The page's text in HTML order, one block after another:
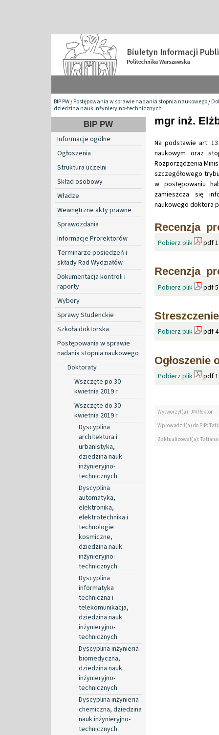
BIP PW/Postępowania w sprawie nadania stopnia naukowego/
dziedzina nauk inżynieryjno-technicznych
BIP PW
Informacje ogólne
Ogłoszenia
Struktura uczelni
Skład osobowy
Władze
Wewnętrzne akty prawne
Sprawozdania
Informacje Prorektorów
Terminarze posiedzeń i
składy Rad Wydziałów
Dokumentacja kontroli i
raporty
Wybory
Sprawy Studenckie
Szkoła doktorska
Postępowania w sprawie
nadania stopnia naukowego
Doktoraty
Wszczęte po 30
kwietnia 2019 r.
Wszczęte do 30
kwietnia 2019 r.
Dyscyplina
architektura i
urbanistyka,
dziedzina nauk
inżynieryjno-
technicznych
Dyscyplina
automatyka,
elektronika,
elektrotechnika i
technologie
kosmiczne,
dziedzina nauk
inżynieryjno-
technicznych
Dyscyplina
informatyka
techniczna i
telekomunikacja,
dziedzina nauk
inżynieryjno-
technicznych
Dyscyplina inżynieria
biomedyczna,
dziedzina nauk
inżynieryjno-
technicznych
Dyscyplina inżynieria
chemiczna, dziedzina
nauk inżynieryjno-
technicznych
mgr inż.
Na podstawie art.
naukowym oraz
Rozporządzenia
szczegółowego
w postępowaniu
zamieszcza się
naukowego doktora
Pobierz plik pdf
Pobierz plik pdf
Pobierz plik pdf
Ogłoszenie
Pobierz plik pdf
Wytworzył(a): JM Rektor
Wprowadził(a) do BIP:
Zaktualizował(a):